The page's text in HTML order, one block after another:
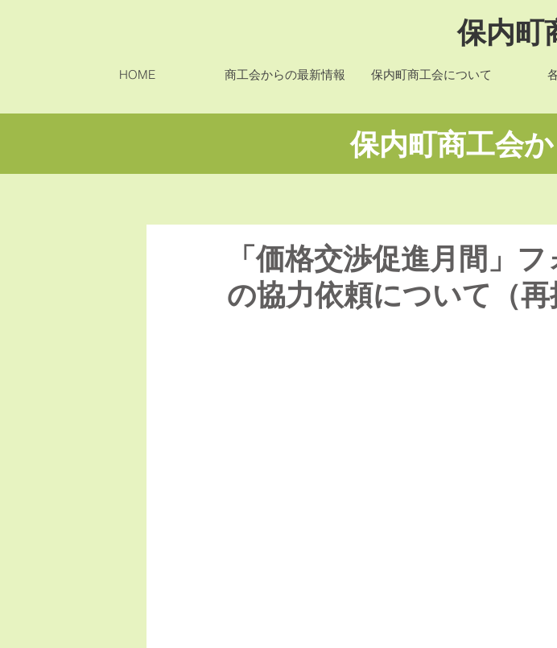
保内町
HOME 商工会からの最新情報 保内町商工会について
保内町商工会
「価格交渉促進月間」
の協力依頼について（再